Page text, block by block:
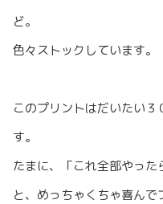
ど。
色々ストックしています。
このプリントはだいたい
す。
たまに、「これ全部やっ
と、めっちゃくちゃ喜ん